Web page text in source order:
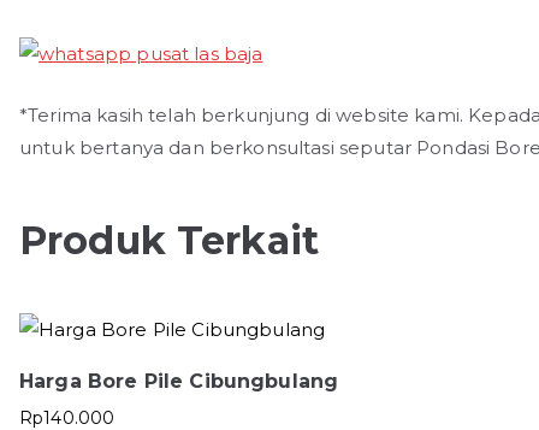
*Terima kasih telah berkunjung di website kami.
untuk bertanya dan berkonsultasi seputar Pondasi
Produk Terkait
Harga Bore Pile Cibungbulang
Rp140.000